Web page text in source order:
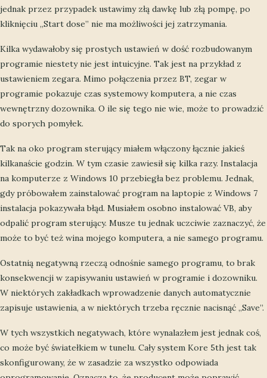
jednak przez przypadek ustawimy złą dawkę lub złą pompę, po
kliknięciu „Start dose” nie ma możliwości jej zatrzymania.
Kilka wydawałoby się prostych ustawień w dość rozbudowanym
programie niestety nie jest intuicyjne. Tak jest na przykład z
ustawieniem zegara. Mimo połączenia przez BT, zegar w
programie pokazuje czas systemowy komputera, a nie czas
wewnętrzny dozownika. O ile się tego nie wie, może to prowadzić
do sporych pomyłek.
Tak na oko program sterujący miałem włączony łącznie jakieś
kilkanaście godzin. W tym czasie zawiesił się kilka razy. Instalacja
na komputerze z Windows 10 przebiegła bez problemu. Jednak,
gdy próbowałem zainstalować program na laptopie z Windows 7
instalacja pokazywała błąd. Musiałem osobno instalować VB, aby
odpalić program sterujący. Musze tu jednak uczciwie zaznaczyć, że
może to być też wina mojego komputera, a nie samego programu.
Ostatnią negatywną rzeczą odnośnie samego programu, to brak
konsekwencji w zapisywaniu ustawień w programie i dozowniku.
W niektórych zakładkach wprowadzenie danych automatycznie
zapisuje ustawienia, a w niektórych trzeba ręcznie nacisnąć „Save”.
W tych wszystkich negatywach, które wynalazłem jest jednak coś,
co może być światełkiem w tunelu. Cały system Kore 5th jest tak
skonfigurowany, że w zasadzie za wszystko odpowiada